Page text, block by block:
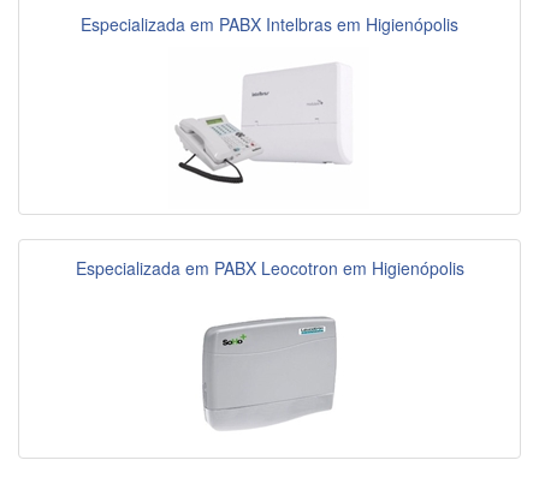
Especializada em PABX Intelbras em Higienópolis
Especializada em PABX Leocotron em Higienópolis